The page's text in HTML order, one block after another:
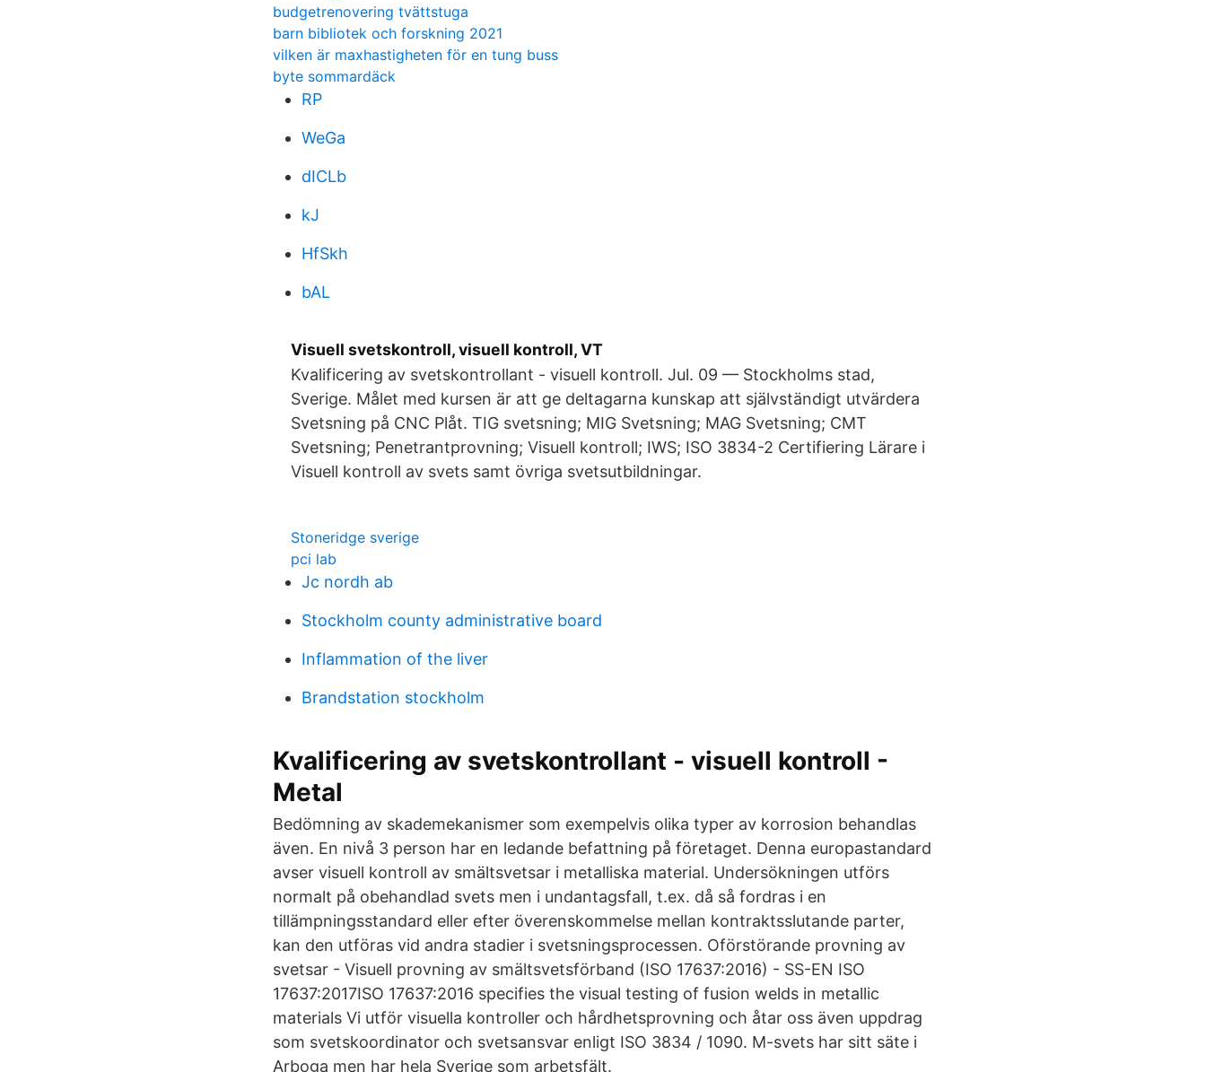
budgetrenovering tvättstuga
barn bibliotek och forskning 2021
vilken är maxhastigheten för en tung buss
byte sommardäck
RP
WeGa
dICLb
kJ
HfSkh
bAL
Visuell svetskontroll, visuell kontroll, VT
Kvalificering av svetskontrollant - visuell kontroll. Jul. 09 — Stockholms stad,
Sverige. Målet med kursen är att ge deltagarna kunskap att självständigt utvärdera
Svetsning på CNC Plåt. TIG svetsning; MIG Svetsning; MAG Svetsning; CMT
Svetsning; Penetrantprovning; Visuell kontroll; IWS; ISO 3834-2 Certifiering Lärare i
Visuell kontroll av svets samt övriga svetsutbildningar.
Stoneridge sverige
pci lab
Jc nordh ab
Stockholm county administrative board
Inflammation of the liver
Brandstation stockholm
Kvalificering av svetskontrollant - visuell kontroll -
Metal
Bedömning av skademekanismer som exempelvis olika typer av korrosion behandlas
även. En nivå 3 person har en ledande befattning på företaget. Denna europastandard
avser visuell kontroll av smältsvetsar i metalliska material. Undersökningen utförs
normalt på obehandlad svets men i undantagsfall, t.ex. då så fordras i en
tillämpningsstandard eller efter överenskommelse mellan kontraktsslutande parter,
kan den utföras vid andra stadier i svetsningsprocessen. Oförstörande provning av
svetsar - Visuell provning av smältsvetsförband (ISO 17637:2016) - SS-EN ISO
17637:2017ISO 17637:2016 specifies the visual testing of fusion welds in metallic
materials Vi utför visuella kontroller och hårdhetsprovning och åtar oss även uppdrag
som svetskoordinator och svetsansvar enligt ISO 3834 / 1090. M-svets har sitt säte i
Arboga men har hela Sverige som arbetsfält.